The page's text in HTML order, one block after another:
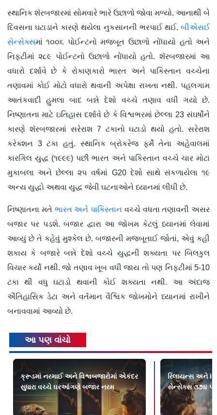
સ્થાનિક શૅરબજારમાં સોમવારે ભારે ઉછાળો જોવા મળ્યો. આનાથી બે
દિવસના ઘટાડાને કારણે થયેલા નુકસાનની ભરપાઈ થઈ. બીએસઈ
સેન્સેક્સમાં ૧૦૦૬ પોઈન્ટનો મજબૂત ઉછાળો નોંધાયો હતો અને
નિફ્ટીમાં ૨૮૯ પોઈન્ટનો ઉછાળો નોંધાયો હતો. શૅરબજારમાં આ
વધારો દર્શાવે છે કે રોકાણકારો ભારત અને પાકિસ્તાન વચ્ચેના
તણાવમાં કોઈ મોટો વધારો થવાની અપેક્ષા રાખતા નથી. પહલગામ
આતંકવાદી હુમલા બાદ બન્ને દેશો વચ્ચે તણાવ વધી ગયો છે.
નિષ્ણાતના માટે ઇતિહાસ દર્શાવે છે કે વિશ્વભરમાં છેલ્લા 23 સંઘર્ષોને
કારણે શૅરબજારમાં સરેરાશ 7 ટકાનો ઘટાડો થયો હતો. સરેરાશ
કરેક્શન 3 ટકા હતું. સ્થાનિક બ્રોકરેજ ફર્મે તેના અહેવાલમાં
કારગિલ યુદ્ધ (૧૯૯૯) પછી ભારત અને પાકિસ્તાન વચ્ચે ચાર મોટા
મુકાબલા અને છેલ્લા ૨૫ વર્ષમાં G20 દેશો સાથે સંકળાયેલા ૧૯
અન્ય યુદ્ધો અથવા યુદ્ધ જેવી ઘટનાઓને ધ્યાનમાં લીધી છે.
નિષ્ણાતના મતે ભારત અને પાકિસ્તાન વચ્ચે વધતા તણાવની અસર
બજાર પર પડશે. બજાર દ્વારા આ જોખમ કેટલું ધ્યાનમાં લેવામાં
આવ્યું છે તે કહેવું મુશ્કેલ છે. બજારની મજબૂતાઈ જોતાં, એવું કહી
શકાય કે બજારે બન્ને દેશો વચ્ચે યુદ્ધની શક્યતા પર બિલકુલ
વિચાર કર્યો નથી. જો તણાવ ખૂબ વધી જાય તો પણ નિફ્ટીમાં 5-10
ટકા થી વધુ ઘટાડો થવાની કોઈ શક્યતા નથી. આ અંદાજ
ઐતિહાસિક ડેટા અને વર્તમાન વૈશ્વિક જોખમોને ધ્યાનમાં રાખીને
બનાવવામાં આવ્યો છે.
આ પણ વાંચો
ક્રૂડમાં નરમાઈ અને વિશ્વબજારોમાં એકંદર
સુધારા વચ્ચે ઘરઆંગણે બજાર નરમ
રિલાયન્સ અને
સેન્સેક્સ ૩૭૪